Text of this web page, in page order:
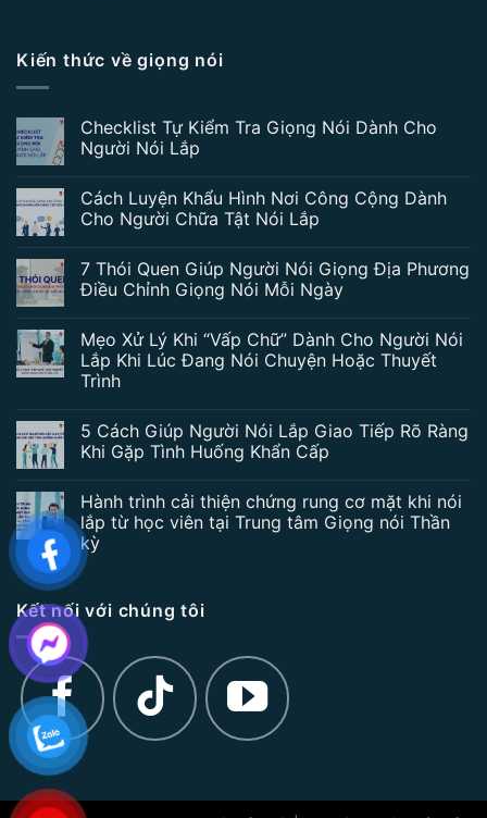
Kiến thức về giọng nói
Checklist Tự Kiểm Tra Giọng Nói Dành Cho
Người Nói Lắp
Cách Luyện Khẩu Hình Nơi Công Cộng Dành
Cho Người Chữa Tật Nói Lắp
7 Thói Quen Giúp Người Nói Giọng Địa Phương
Điều Chỉnh Giọng Nói Mỗi Ngày
Mẹo Xử Lý Khi “Vấp Chữ” Dành Cho Người Nói
Lắp Khi Lúc Đang Nói Chuyện Hoặc Thuyết
Trình
5 Cách Giúp Người Nói Lắp Giao Tiếp Rõ Ràng
Khi Gặp Tình Huống Khẩn Cấp
Hành trình cải thiện chứng rung cơ mặt khi nói
lắp từ học viên tại Trung tâm Giọng nói Thần
kỳ
Kết nối với chúng tôi